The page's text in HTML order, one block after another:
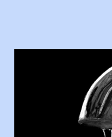
Nesrin’in Hikayesi’ne
havuzunun kenarında 7
duruyor. Havuzun
yüzücüleri. Erkekler
Sadece 4 kız çocuğu